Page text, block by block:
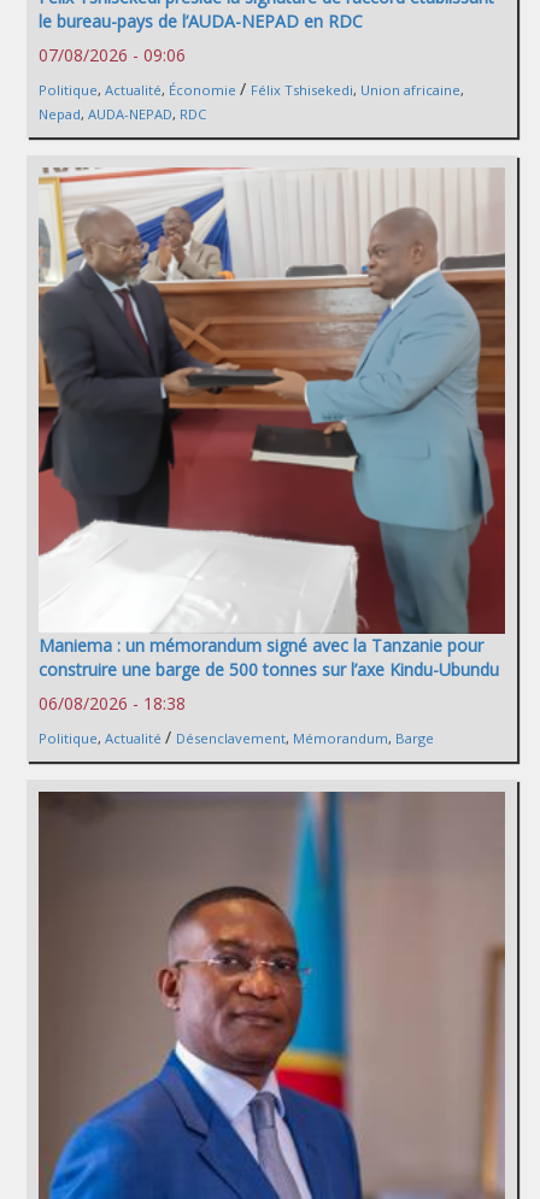
le bureau-pays de l’AUDA-NEPAD en RDC
07/08/2026 - 09:06
Politique, Actualité, Économie / Félix Tshisekedi, Union africaine,
Nepad, AUDA-NEPAD, RDC
Maniema : un mémorandum signé avec la Tanzanie pour
construire une barge de 500 tonnes sur l’axe Kindu-Ubundu
06/08/2026 - 18:38
Politique, Actualité / Désenclavement, Mémorandum, Barge